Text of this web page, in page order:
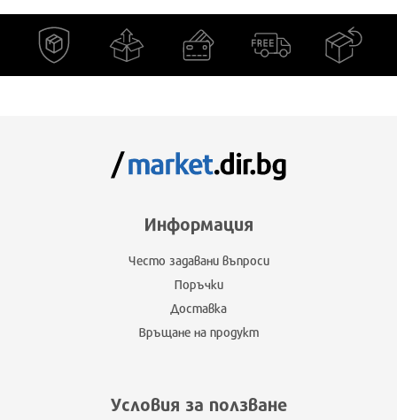
Информация
Често задавани въпроси
Поръчки
Доставка
Връщане на продукт
Условия за ползване